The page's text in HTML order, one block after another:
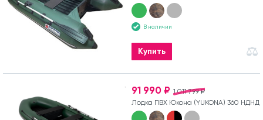
В наличии
Купить
1 011 799 ₽
91 990 ₽
Лодка ПВХ Юкона (YUKONA) 360 НДНД